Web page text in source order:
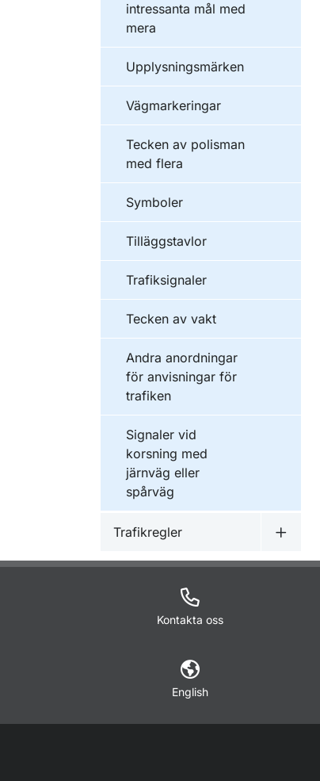
intressanta mål med
mera
Upplysningsmärken
Vägmarkeringar
Tecken av polisman
med flera
Symboler
Tilläggstavlor
Trafiksignaler
Tecken av vakt
Andra anordningar
för anvisningar för
trafiken
Signaler vid
korsning med
järnväg eller
spårväg
Trafikregler
Kontakta oss
English